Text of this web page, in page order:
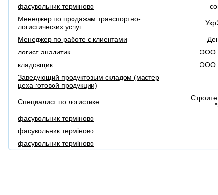
фасувольник терміново
Менеджер по продажам транспортно-
логистических услуг
Менеджер по работе с клиентами
логист-аналитик
ООО
кладовщик
ООО
Заведующий продуктовым складом (мастер
цеха готовой продукции)
Специалист по логистике
фасувольник терміново
фасувольник терміново
фасувольник терміново